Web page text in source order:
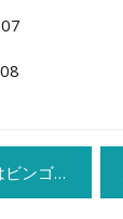
ゴ？！